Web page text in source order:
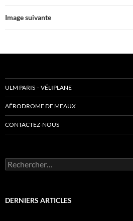
Image suivante
ULM PARIS – VÉLIPLANE
AÉRODROME DE MEAUX
CONTACTEZ-NOUS
Rechercher :
DERNIERS ARTICLES